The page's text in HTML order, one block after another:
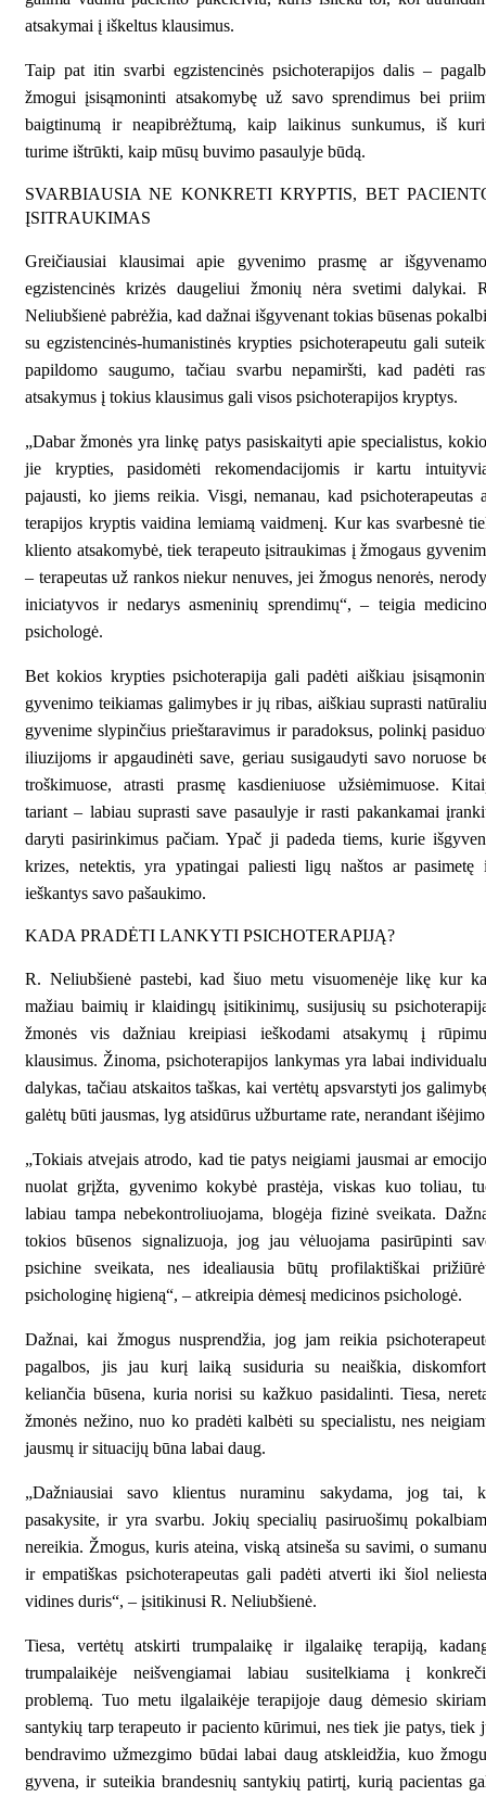
atsakymai į iškeltus klausimus.
Taip pat itin svarbi egzistencinės psichoterapijos dalis –
žmogui įsisąmoninti atsakomybę už savo sprendimus bei
baigtinumą ir neapibrėžtumą, kaip laikinus sunkumus, iš
turime ištrūkti, kaip mūsų buvimo pasaulyje būdą.
SVARBIAUSIA NE KONKRETI KRYPTIS, BET
ĮSITRAUKIMAS
Greičiausiai klausimai apie gyvenimo prasmę ar
egzistencinės krizės daugeliui žmonių nėra svetimi dalykai.
Neliubšienė pabrėžia, kad dažnai išgyvenant tokias būsenas
su egzistencinės-humanistinės krypties psichoterapeutu gali
papildomo saugumo, tačiau svarbu nepamiršti, kad padėti
atsakymus į tokius klausimus gali visos psichoterapijos kryptys.
„Dabar žmonės yra linkę patys pasiskaityti apie specialistus,
jie krypties, pasidomėti rekomendacijomis ir kartu
pajausti, ko jiems reikia. Visgi, nemanau, kad psichoterapeutas
terapijos kryptis vaidina lemiamą vaidmenį. Kur kas svarbesnė
kliento atsakomybė, tiek terapeuto įsitraukimas į žmogaus
– terapeutas už rankos niekur nenuves, jei žmogus nenorės,
iniciatyvos ir nedarys asmeninių sprendimų“, – teigia
psichologė.
Bet kokios krypties psichoterapija gali padėti aiškiau
gyvenimo teikiamas galimybes ir jų ribas, aiškiau suprasti
gyvenime slypinčius prieštaravimus ir paradoksus, polinkį
iliuzijoms ir apgaudinėti save, geriau susigaudyti savo noruose
troškimuose, atrasti prasmę kasdieniuose užsiėmimuose.
tariant – labiau suprasti save pasaulyje ir rasti pakankamai
daryti pasirinkimus pačiam. Ypač ji padeda tiems, kurie
krizes, netektis, yra ypatingai paliesti ligų naštos ar pasimetę
ieškantys savo pašaukimo.
KADA PRADĖTI LANKYTI PSICHOTERAPIJĄ?
R. Neliubšienė pastebi, kad šiuo metu visuomenėje likę kur
mažiau baimių ir klaidingų įsitikinimų, susijusių su
žmonės vis dažniau kreipiasi ieškodami atsakymų į
klausimus. Žinoma, psichoterapijos lankymas yra labai
dalykas, tačiau atskaitos taškas, kai vertėtų apsvarstyti jos
galėtų būti jausmas, lyg atsidūrus užburtame rate, nerandant
„Tokiais atvejais atrodo, kad tie patys neigiami jausmai ar
nuolat grįžta, gyvenimo kokybė prastėja, viskas kuo toliau,
labiau tampa nebekontroliuojama, blogėja fizinė sveikata.
tokios būsenos signalizuoja, jog jau vėluojama pasirūpinti
psichine sveikata, nes idealiausia būtų profilaktiškai
psichologinę higieną“, – atkreipia dėmesį medicinos psichologė.
Dažnai, kai žmogus nusprendžia, jog jam reikia
pagalbos, jis jau kurį laiką susiduria su neaiškia,
keliančia būsena, kuria norisi su kažkuo pasidalinti. Tiesa,
žmonės nežino, nuo ko pradėti kalbėti su specialistu, nes
jausmų ir situacijų būna labai daug.
„Dažniausiai savo klientus nuraminu sakydama, jog tai,
pasakysite, ir yra svarbu. Jokių specialių pasiruošimų
nereikia. Žmogus, kuris ateina, viską atsineša su savimi, o
ir empatiškas psichoterapeutas gali padėti atverti iki šiol
vidines duris“, – įsitikinusi R. Neliubšienė.
Tiesa, vertėtų atskirti trumpalaikę ir ilgalaikę terapiją,
trumpalaikėje neišvengiamai labiau susitelkiama į
problemą. Tuo metu ilgalaikėje terapijoje daug dėmesio
santykių tarp terapeuto ir paciento kūrimui, nes tiek jie patys, tiek
bendravimo užmezgimo būdai labai daug atskleidžia, kuo
gyvena, ir suteikia brandesnių santykių patirtį, kurią pacientas